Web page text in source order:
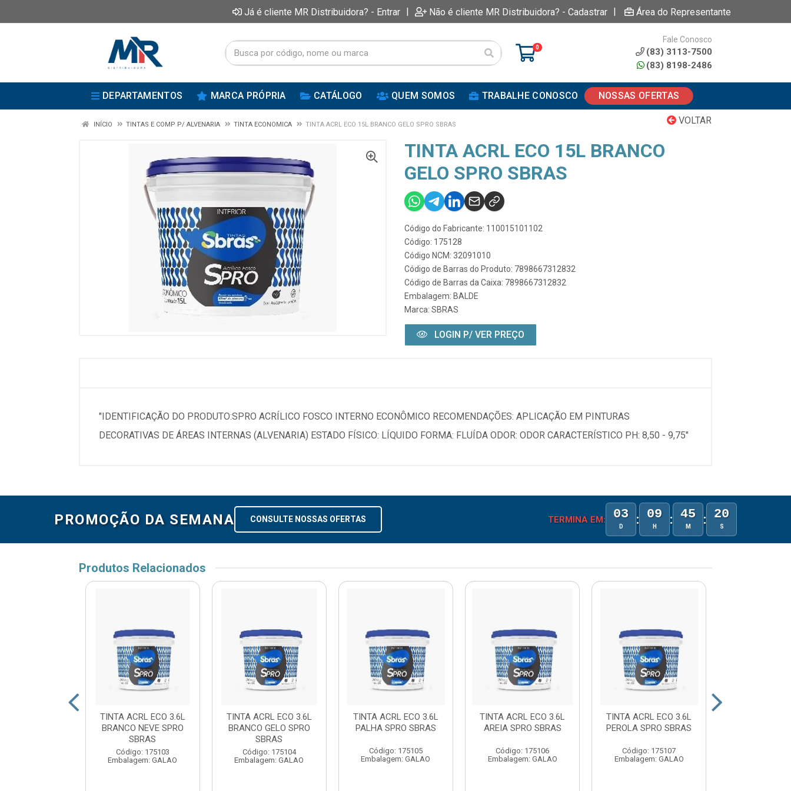
Já é cliente MR Distribuidora? - Entrar | Não é cliente MR Distribuidora? - Cadastrar | Área do Representante
0
Fale Conosco
(83) 3113-7500
(83) 8198-2486
DEPARTAMENTOS MARCA PRÓPRIA CATÁLOGO QUEM SOMOS TRABALHE CONOSCO NOSSAS OFERTAS
VOLTAR
INÍCIO TINTAS E COMP P/ ALVENARIA TINTA ECONOMICA TINTA ACRL ECO 15L BRANCO GELO SPRO SBRAS
TINTA ACRL ECO 15L BRANCO
GELO SPRO SBRAS
Código do Fabricante: 110015101102
Código: 175128
Código NCM: 32091010
Código de Barras do Produto: 7898667312832
Código de Barras da Caixa: 7898667312832
Embalagem: BALDE
Marca: SBRAS
LOGIN P/ VER PREÇO
"IDENTIFICAÇÃO DO PRODUTO:SPRO ACRÍLICO FOSCO INTERNO ECONÔMICO RECOMENDAÇÕES: APLICAÇÃO EM PINTURAS
DECORATIVAS DE ÁREAS INTERNAS (ALVENARIA) ESTADO FÍSICO: LÍQUIDO FORMA: FLUÍDA ODOR: ODOR CARACTERÍSTICO PH: 8,50 - 9,75"
PROMOÇÃO DA SEMANA CONSULTE NOSSAS OFERTAS TERMINA EM: 03
D : 09
H : 45
M : 20
S
Produtos Relacionados
TINTA ACRL ECO 3.6L
BRANCO NEVE SPRO
SBRAS
Código: 175103
Embalagem: GALAO
TINTA ACRL ECO 3.6L
BRANCO GELO SPRO
SBRAS
Código: 175104
Embalagem: GALAO
TINTA ACRL ECO 3.6L
PALHA SPRO SBRAS
Código: 175105
Embalagem: GALAO
TINTA ACRL ECO 3.6L
AREIA SPRO SBRAS
Código: 175106
Embalagem: GALAO
TINTA ACRL ECO 3.6L
PEROLA SPRO SBRAS
Código: 175107
Embalagem: GALAO